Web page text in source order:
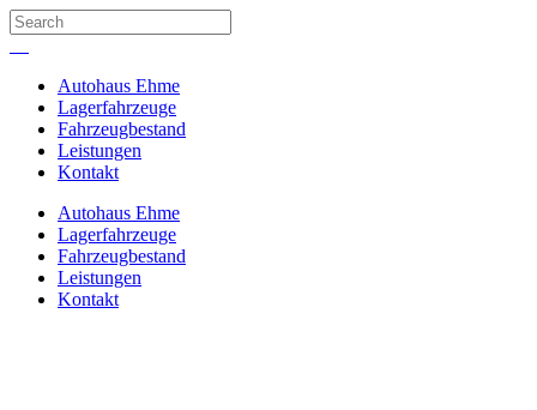
Autohaus Ehme
Lagerfahrzeuge
Fahrzeugbestand
Leistungen
Kontakt
Autohaus Ehme
Lagerfahrzeuge
Fahrzeugbestand
Leistungen
Kontakt